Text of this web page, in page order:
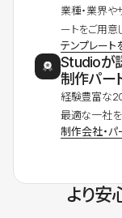
業種・業界
ートをご用意
テンプレート
Studioが
制作パー
経験豊富な
最適な一社を
制作会社・パ
より安